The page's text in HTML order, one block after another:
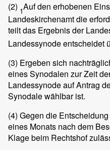
(2) 1Auf den erhobenen
Landeskirchenamt die
teilt das Ergebnis der
Landessynode entscheidet
(3) Ergeben sich
eines Synodalen zur Zeit
Landessynode auf Antrag
Synodale wählbar ist.
(4) Gegen die
eines Monats nach dem
Klage beim Rechtshof